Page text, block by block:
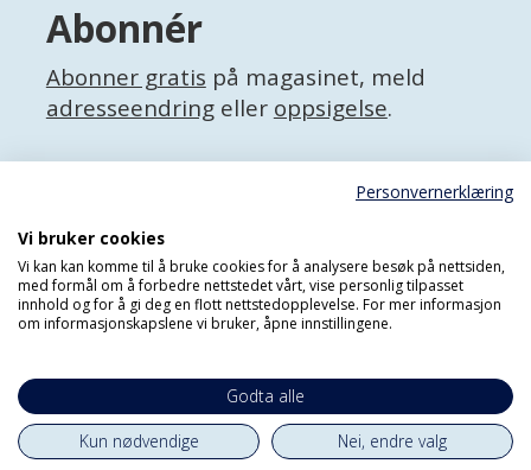
Abonnér
Abonner gratis på magasinet, meld
adresseendringeller oppsigelse.
Facebook
Personvernerklæring
Powered by Labrador CMS
Personvernerklæring
Vi bruker cookies
Vi kan kan komme til å bruke cookies for å analysere besøk på nettsiden,
med formål om å forbedre nettstedet vårt, vise personlig tilpasset
innhold og for å gi deg en flott nettstedopplevelse. For mer informasjon
om informasjonskapslene vi bruker, åpne innstillingene.
Godta alle
Kun nødvendige
Nei, endre valg